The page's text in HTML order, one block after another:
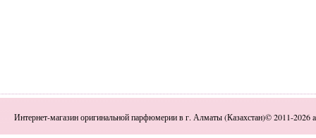
Интернет-магазин оригинальной парфюмерии в г. Алматы (Казахстан)© 2011-2026